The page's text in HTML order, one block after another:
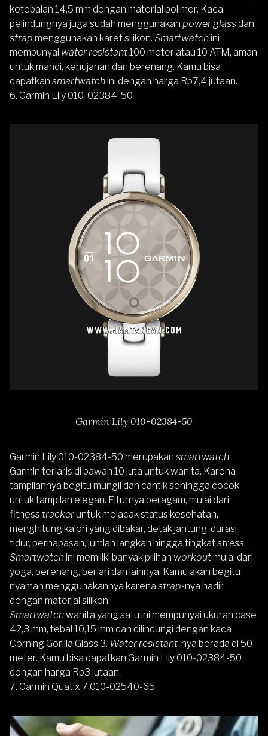
ketebalan 14,5 mm dengan material polimer. Kaca
pelindungnya juga sudah menggunakan power glassdan
strap menggunakan karet silikon. Smartwatchini
mempunyai water resistant100 meter atau 10 ATM, aman
untuk mandi, kehujanan dan berenang. Kamu bisa
dapatkan smartwatchini dengan harga Rp7,4 jutaan.
6. Garmin Lily 010-02384-50
Garmin Lily 010-02384-50
Garmin Lily 010-02384-50 merupakan smartwatch
Garmin terlaris di bawah 10 juta untuk wanita. Karena
tampilannya begitu mungil dan cantik sehingga cocok
untuk tampilan elegan. Fiturnya beragam, mulai dari
fitness trackeruntuk melacak status kesehatan,
menghitung kalori yang dibakar, detak jantung, durasi
tidur, pernapasan, jumlah langkah hingga tingkatstress.
Smartwatchini memiliki banyak pilihan workoutmulai dari
yoga, berenang, berlari dan lainnya. Kamu akan begitu
nyaman menggunakannya karena strap-nya hadir
dengan material silikon.
Smartwatchwanita yang satu ini mempunyai ukuran case
42,3 mm, tebal 10,15 mm dan dilindungi dengan kaca
Corning Gorilla Glass 3. Water resistant-nya berada di 50
meter. Kamu bisa dapatkan Garmin Lily 010-02384-50
dengan harga Rp3 jutaan.
7. Garmin Quatix 7 010-02540-65